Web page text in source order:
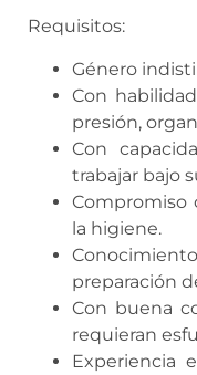
Requisitos:
Género
Con
presión,
Con
trabajar bajo
Compromiso
la higiene.
preparación
Con buena
requieran
Experiencia